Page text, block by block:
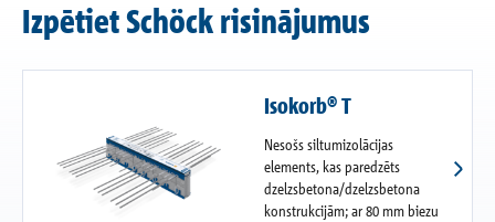
Izpētiet Schöck risinājumus
Isokorb® T
Nesošs siltumizolācijas
elements, kas paredzēts
dzelzsbetona/dzelzsbetona
konstrukcijām; ar 80 mm biezu